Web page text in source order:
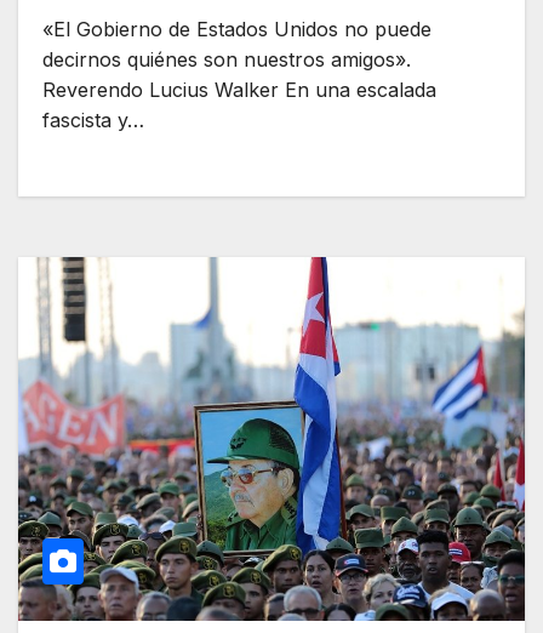
«El Gobierno de Estados Unidos no puede
decirnos quiénes son nuestros amigos».
Reverendo Lucius Walker En una escalada
fascista y…